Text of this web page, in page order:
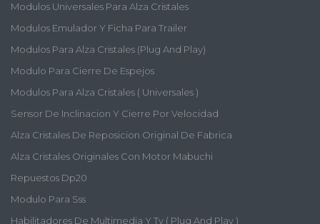
Modulos Universales Para Alza Cristales
Modulos Emulador Y Ficha Para Trailer
Modulos Para Alza Cristales (plug And Play)
Modulo Para Cierre De Espejos
Modulos Para Alza Cristales ( Universales )
Sensor De Inclinacion Y Cierre Por Velocidad
Alza Cristales De Reposicion Original De Fabrica
Alza Cristales Originales Con Motor Mabuchi
Repuestos Dp20
Modulo Para Sss
Habilitadores De Multimedia Y Tv ( Plug And Play )